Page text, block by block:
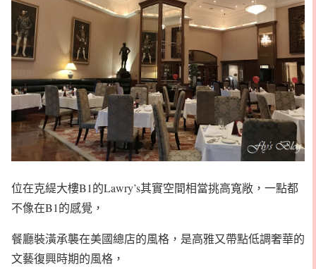
位在克緹大樓B1的Lawry’s其實空間相當挑高寬敞，一點都
不像在B1的感覺，
餐廳裝潢承襲在美國總店的風格，是高雅又帶點低調奢華的
文藝復興時期的風格，